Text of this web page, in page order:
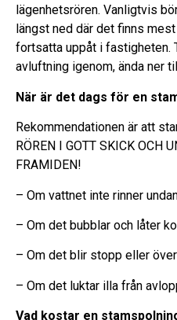
lägenhetsrören. Vanligtvis
längst ned där det finns
fortsatta uppåt i
avluftning igenom, ända ner
När är det dags för en
Rekommendationen är att
RÖREN I GOTT SKICK OCH
FRAMIDEN!
– Om vattnet inte rinner
– Om det bubblar och låter
– Om det blir stopp eller
– Om det luktar illa från
Vad kostar en